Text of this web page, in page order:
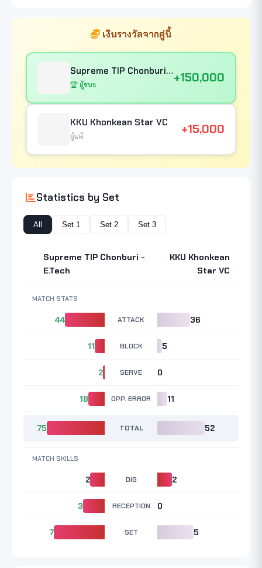
เงินรางวัลจากคู่นี้
Supreme TIP Chonburi - E.Tech
🏆 ผู้ชนะ +150,000
KKU Khonkean Star VC
ผู้แพ้ +15,000
Statistics by Set
All Set 1 Set 2 Set 3
Supreme TIP Chonburi -
E.Tech
KKU Khonkean
Star VC
MATCH STATS
44 ATTACK 36
11 BLOCK 5
2 SERVE 0
18 OPP. ERROR 11
75 TOTAL 52
MATCH SKILLS
2 DIG 2
3 RECEPTION 0
7 SET 5